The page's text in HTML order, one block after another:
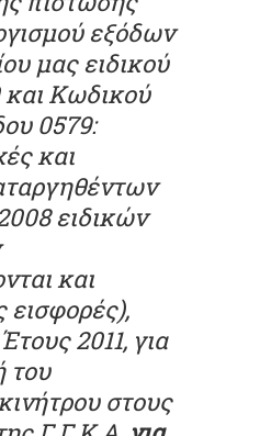
εξόδων
μας ειδικού
Κωδικού
0579:
και
ειδικών
και
εισφορές),
2011, για
του
στους